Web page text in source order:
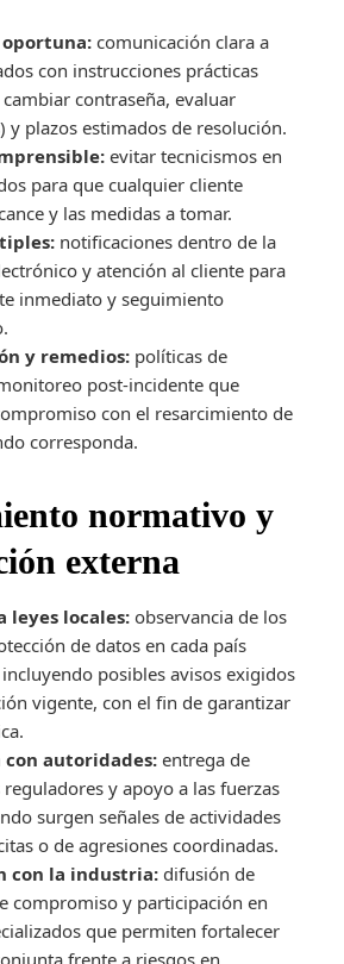
comunicación clara a
con instrucciones prácticas
contraseña, evaluar
y plazos estimados de resolución.
evitar tecnicismos en
para que cualquier cliente
y las medidas a tomar.
notificaciones dentro de la
y atención al cliente para
inmediato y seguimiento
y remedios: políticas de
post-incidente que
con el resarcimiento de
corresponda.
normativo y
externa
leyes locales: observancia de los
de datos en cada país
posibles avisos exigidos
vigente, con el fin de garantizar
con autoridades: entrega de
y apoyo a las fuerzas
surgen señales de actividades
o de agresiones coordinadas.
con la industria: difusión de
compromiso y participación en
que permiten fortalecer
frente a riesgos en